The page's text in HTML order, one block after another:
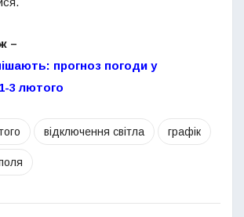
–
прогноз погоди у
3 лютого
відключення світла графік